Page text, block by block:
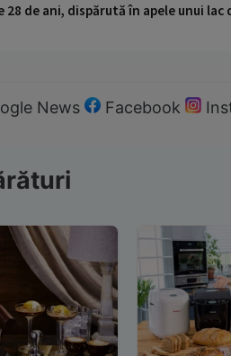
28 de ani, dispărută în apele unui
News Facebook